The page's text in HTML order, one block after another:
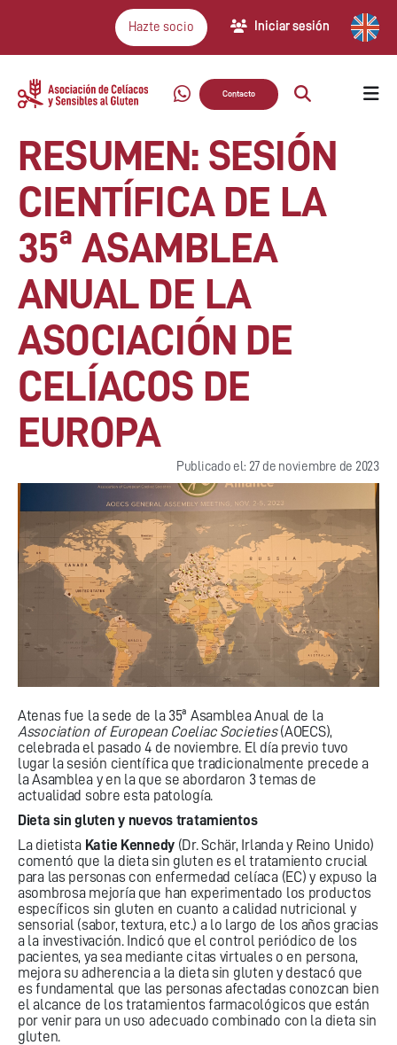
Hazte socio Iniciar sesión
Contacto
RESUMEN: SESIÓN
CIENTÍFICA DE LA
35ª ASAMBLEA
ANUAL DE LA
ASOCIACIÓN DE
CELÍACOS DE
EUROPA
Publicado el: 27 de noviembre de 2023
Atenas fue la sede de la 35ª Asamblea Anual de la
Association of European Coeliac Societies(AOECS),
celebrada el pasado 4 de noviembre. El día previo tuvo
lugar la sesión científica que tradicionalmente precede a
la Asamblea y en la que se abordaron 3 temas de
actualidad sobre esta patología.
Dieta sin gluten y nuevos tratamientos
La dietista Katie Kennedy (Dr. Schär, Irlanda y Reino Unido)
comentó que la dieta sin gluten es el tratamiento crucial
para las personas con enfermedad celíaca (EC) y expuso la
asombrosa mejoría que han experimentado los productos
específicos sin gluten en cuanto a calidad nutricional y
sensorial (sabor, textura, etc.) a lo largo de los años gracias
a la investivación. Indicó que el control periódico de los
pacientes, ya sea mediante citas virtuales o en persona,
mejora su adherencia a la dieta sin gluten y destacó que
es fundamental que las personas afectadas conozcan bien
el alcance de los tratamientos farmacológicos que están
por venir para un uso adecuado combinado con la dieta sin
gluten.